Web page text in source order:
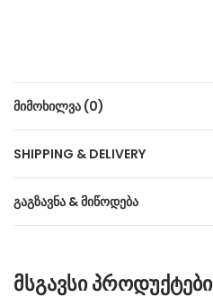
ᲛᲘᲛᲝᲮᲘᲚᲕᲐ (0)
SHIPPING & DELIVERY
ᲒᲐᲒᲖᲐᲕᲜᲐ & ᲛᲘᲬᲝᲓᲔᲑᲐ
ᲛᲡᲒᲐᲕᲡᲘ ᲞᲠᲝᲓᲣᲥᲢᲔᲑᲘ